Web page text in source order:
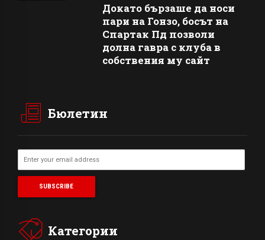
Докато бързаше да носи
пари на Гонзо, босът на
Спартак Пд позволи
долна гавра с клуба в
собствения му сайт
Бюлетин
Категории